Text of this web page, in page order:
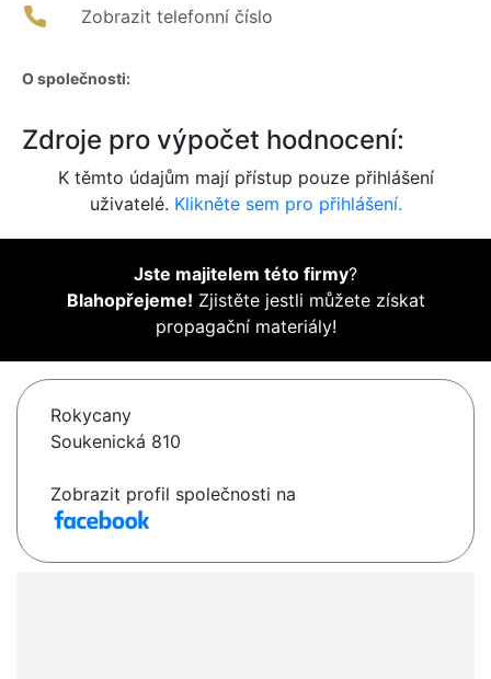
Zobrazit telefonní číslo
O společnosti:
Zdroje pro výpočet hodnocení:
K těmto údajům mají přístup pouze přihlášení
uživatelé. Klikněte sem pro přihlášení.
Jste majitelem této firmy?
Blahopřejeme! Zjistěte jestli můžete získat
propagační materiály!
Rokycany
Soukenická 810
Zobrazit profil společnosti na